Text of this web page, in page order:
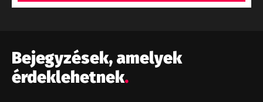
Bejegyzések, amelyek
érdeklehetnek.